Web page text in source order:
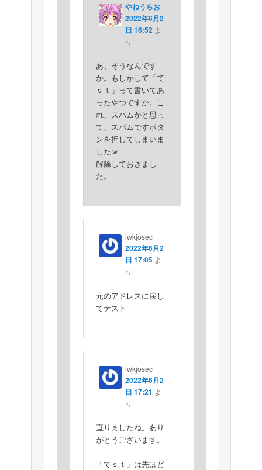
やねうらお
2022年6月2
日 16:52 よ
り:
あ、そうなんです
か。もしかして「て
ｓｔ」って書いてあ
ったやつですか。こ
れ、スパムかと思っ
て、スパムですボタ
ンを押してしまいま
したｗ
解除しておきまし
た。
iwkjosec
2022年6月2
日 17:05 よ
り:
元のアドレスに戻し
てテスト
iwkjosec
2022年6月2
日 17:21 よ
り:
直りましたね。あり
がとうございます。
「てｓｔ」は先ほど